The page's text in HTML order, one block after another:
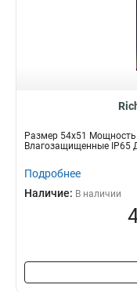
Размер 54х51
Влагозащищенные IP65
Подробнее
Наличие: В наличии